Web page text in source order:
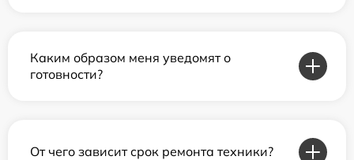
Каким образом меня уведомят о
готовности?
От чего зависит срок ремонта техники?